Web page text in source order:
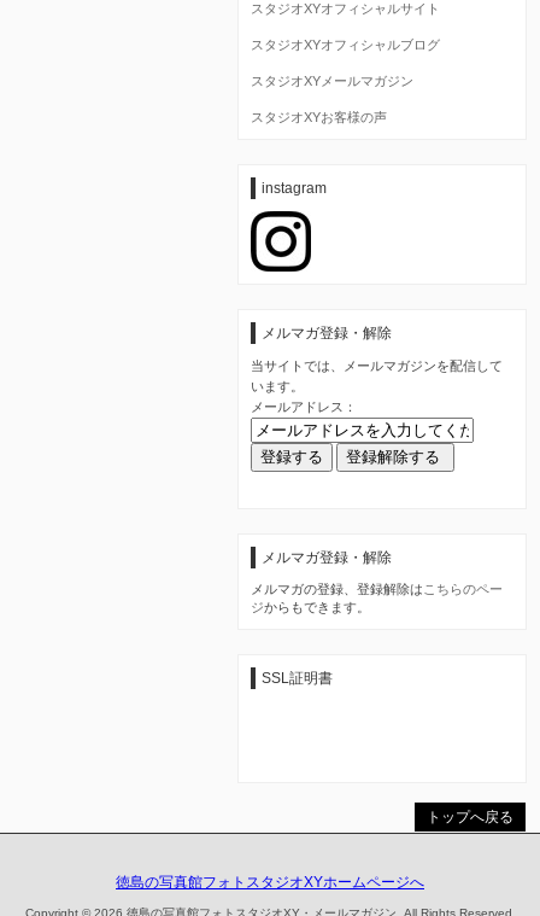
スタジオXYオフィシャルサイト
スタジオXYオフィシャルブログ
スタジオXYメールマガジン
スタジオXYお客様の声
instagram
メルマガ登録・解除
当サイトでは、メールマガジンを配信して
います。
メールアドレス：
メルマガ登録・解除
メルマガの登録、登録解除は こちらのペー
ジからもできます。
SSL証明書
トップへ戻る
徳島の写真館フォトスタジオXYホームページへ